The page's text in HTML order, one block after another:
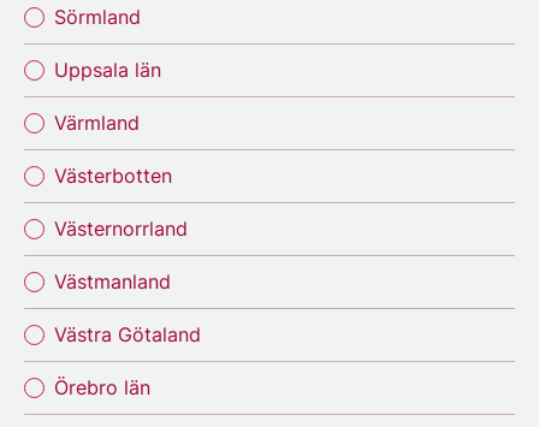
Sörmland
Uppsala län
Värmland
Västerbotten
Västernorrland
Västmanland
Västra Götaland
Örebro län